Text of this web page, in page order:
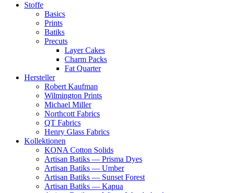
Stoffe
Basics
Prints
Batiks
Precuts
Layer Cakes
Charm Packs
Fat Quarter
Hersteller
Robert Kaufman
Wilmington Prints
Michael Miller
Northcott Fabrics
QT Fabrics
Henry Glass Fabrics
Kollektionen
KONA Cotton Solids
Artisan Batiks — Prisma Dyes
Artisan Batiks — Umber
Artisan Batiks — Sunset Forest
Artisan Batiks — Kapua